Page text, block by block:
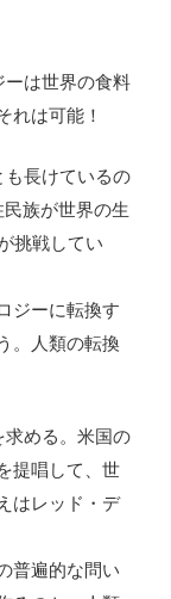
ーは世界の食料
れは可能！
も長けているの
族が世界の生
挑戦してい
ジーに転換す
。人類の転換
求める。米国の
提唱して、世
はレッド・デ
普遍的な問い